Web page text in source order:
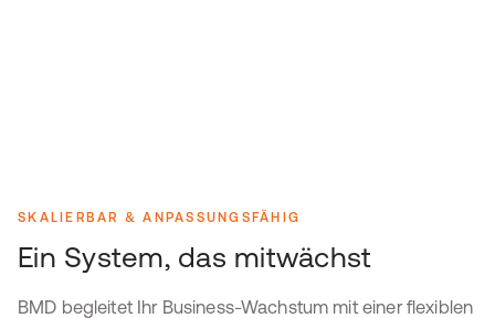
SKALIERBAR & ANPASSUNGSFÄHIG
Ein System, das mitwächst
BMD begleitet Ihr Business-Wachstum mit einer flexiblen